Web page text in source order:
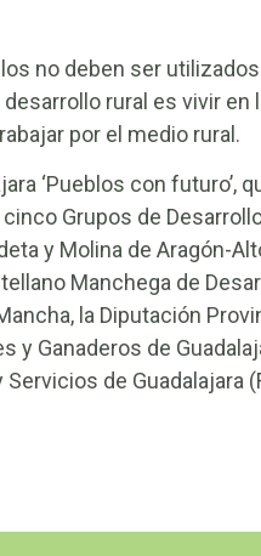
no deben ser
rural es vivir en
por el medio rural.
‘Pueblos con futuro’,
Grupos de
y Molina de Aragón-
Manchega de
la Diputación
Ganaderos de
de Guadalajara